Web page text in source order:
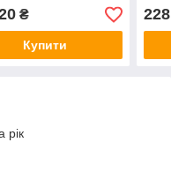
₴
Купити
228
рік